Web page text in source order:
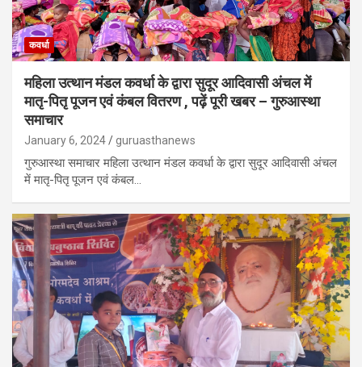
कवर्धा
महिला उत्थान मंडल कवर्धा के द्वारा सुदूर आदिवासी अंचल में
मातृ-पितृ पूजन एवं कंबल वितरण , पढ़ें पूरी खबर – गुरुआस्था
समाचार
January 6, 2024 guruasthanews
गुरुआस्था समाचार महिला उत्थान मंडल कवर्धा के द्वारा सुदूर आदिवासी अंचल
में मातृ-पितृ पूजन एवं कंबल…